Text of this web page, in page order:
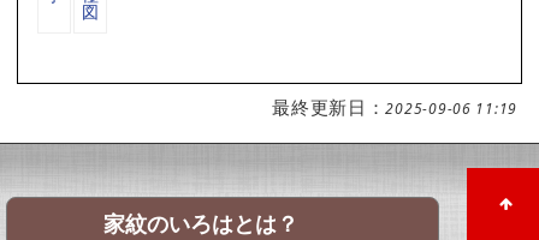
図
最終更新日：2025-09-06 11:19
家紋のいろはとは？